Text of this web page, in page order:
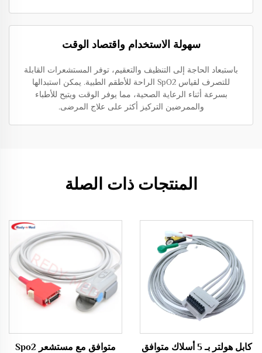
سهولة الاستخدام واقتصاد الوقت
باستبعاد الحاجة إلى التنظيف والتعقيم، توفر المستشعرات القابلة
للتصرف لقياس SpO2 الراحة للأطقم الطبية. يمكن استبدالها
بسرعة أثناء الرعاية الصحية، مما يوفر الوقت ويتيح للأطباء
والممرضين التركيز أكثر على علاج المرضى.
المنتجات ذات الصلة
كابل هولتر بـ 5 أسلاك متوافق
متوافق مع مستشعر Spo2